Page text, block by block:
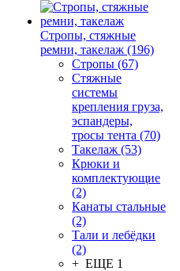
Стропы, стяжные
ремни, такелаж (196)
Стропы (67)
Стяжные
системы
крепления груза,
эспандеры,
тросы тента (70)
Такелаж (53)
Крюки и
комплектующие
(2)
Канаты стальные
(2)
Тали и лебёдки
(2)
+ ЕЩЕ 1